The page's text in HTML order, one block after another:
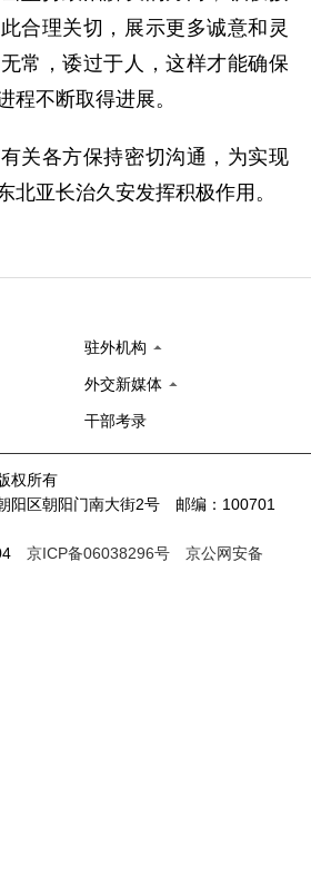
合理关切，展示更多诚意和灵
常，诿过于人，这样才能确保
程不断取得进展。
各方保持密切沟通，为实现
北亚长治久安发挥积极作用。
驻外机构
外交新媒体
干部考录
权所有
阳区朝阳门南大街2号 邮编：100701
京ICP备06038296号
京公网安备